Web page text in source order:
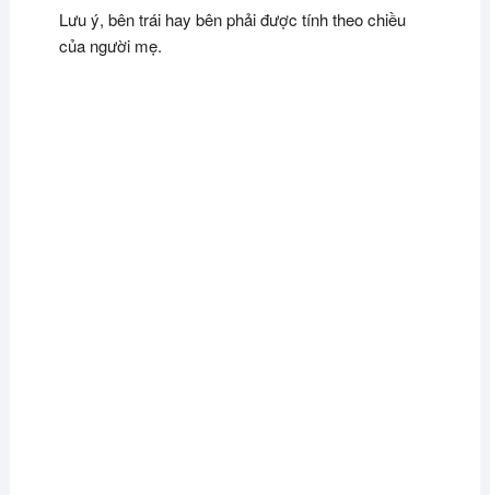
Lưu ý, bên trái hay bên phải được tính theo chiều
của người mẹ.